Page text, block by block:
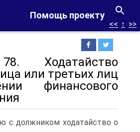
Помощь проекту
<< ↑ >>
Ходатайство
или третьих лиц
финансового
с должником ходатайство о